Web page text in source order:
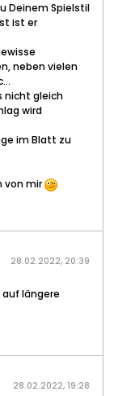
Deinem Spielstil
ist er
neben vielen
nicht gleich
wird
im Blatt zu
von mir
28.02.2022, 20:39
längere
28.02.2022, 19:28